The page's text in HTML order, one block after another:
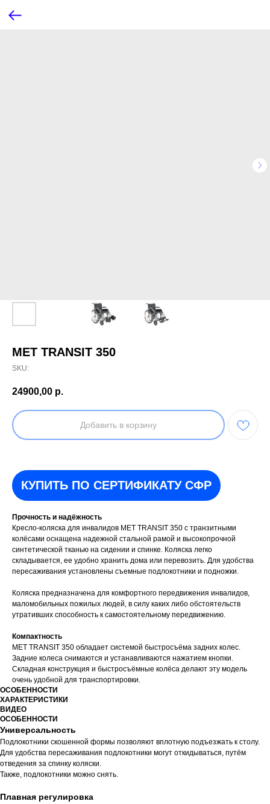
МЕТ TRANSIT 350
SKU:
24900,00 р.
Добавить в корзину
КУПИТЬ ПО СЕРТИФИКАТУ СФР
Прочность и надёжность
Кресло-коляска для инвалидов МЕТ TRANSIT 350 с транзитными
колёсами оснащена надежной стальной рамой и высокопрочной
синтетической тканью на сидении и спинке. Коляска легко
складывается, ее удобно хранить дома или перевозить. Для удобства
пересаживания установлены съемные подлокотники и подножки.
Коляска предназначена для комфортного передвижения инвалидов,
маломобильных пожилых людей, в силу каких либо обстоятельств
утративших способность к самостоятельному передвижению.
Компактность
МЕТ TRANSIT 350 обладает системой быстросъёма задних колес.
Задние колеса снимаются и устанавливаются нажатием кнопки.
Складная конструкция и быстросъёмные колёса делают эту модель
очень удобной для транспортировки.
ОСОБЕННОСТИ
ХАРАКТЕРИСТИКИ
ВИДЕО
ОСОБЕННОСТИ
Универсальность
Подлокотники скошенной формы позволяют вплотную подъезжать к столу.
Для удобства пересаживания подлокотники могут откидываться, путём
отведения за спинку коляски.
Также, подлокотники можно снять.
Плавная регулировка